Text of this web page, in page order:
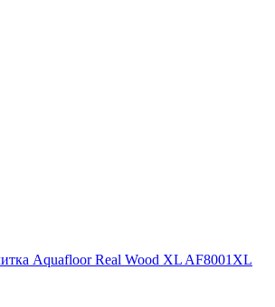
Aquafloor Real Wood XL AF8001XL